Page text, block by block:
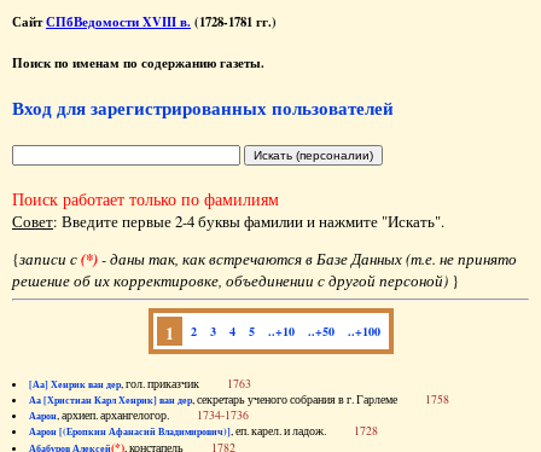
СайтСПбВедомости XVIII в. (1728-1781 гг.)
Поиск по именам по содержанию газеты.
Вход для зарегистрированных пользователей
Поиск работает только по фамилиям
Совет: Введите первые 2-4 буквы фамилии и нажмите "Искать".
{записи с(*)- даны так, как встречаются в Базе Данных (т.е. не принято
решение об их корректировке, объединении с другой персоной) }
1 2 3 4 5 ..+10 ..+50 ..+100
[Аа] Хенрик ван дер, гол. приказчик 1763
Аа [Христиан Карл Хенрик] ван дер, секретарь ученого собрания в г. Гарлеме 1758
Аарон, архиеп. архангелогор. 1734-1736
Аарон [(Еропкин Афанасий Владимирович)], еп. карел. и ладож. 1728
Абабуров Алексей(*), констапель 1782